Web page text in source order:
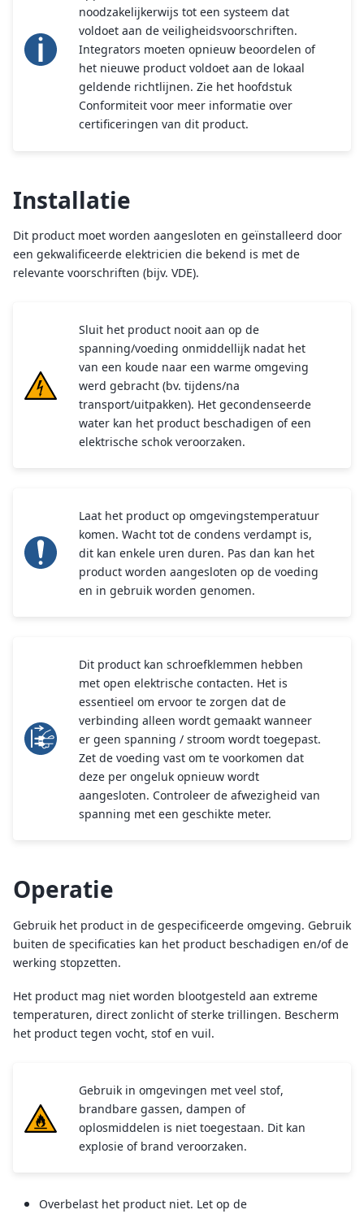
noodzakelijkerwijs tot een systeem dat
voldoet aan de veiligheidsvoorschriften.
Integrators moeten opnieuw beoordelen of
het nieuwe product voldoet aan de lokaal
geldende richtlijnen. Zie het hoofdstuk
Conformiteit voor meer informatie over
certificeringen van dit product.
Installatie
Dit product moet worden aangesloten en geïnstalleerd door
een gekwalificeerde elektricien die bekend is met de
relevante voorschriften (bijv. VDE).
Sluit het product nooit aan op de
spanning/voeding onmiddellijk nadat het
van een koude naar een warme omgeving
werd gebracht (bv. tijdens/na
transport/uitpakken). Het gecondenseerde
water kan het product beschadigen of een
elektrische schok veroorzaken.
Laat het product op omgevingstemperatuur
komen. Wacht tot de condens verdampt is,
dit kan enkele uren duren. Pas dan kan het
product worden aangesloten op de voeding
en in gebruik worden genomen.
Dit product kan schroefklemmen hebben
met open elektrische contacten. Het is
essentieel om ervoor te zorgen dat de
verbinding alleen wordt gemaakt wanneer
er geen spanning / stroom wordt toegepast.
Zet de voeding vast om te voorkomen dat
deze per ongeluk opnieuw wordt
aangesloten. Controleer de afwezigheid van
spanning met een geschikte meter.
Operatie
Gebruik het product in de gespecificeerde omgeving. Gebruik
buiten de specificaties kan het product beschadigen en/of de
werking stopzetten.
Het product mag niet worden blootgesteld aan extreme
temperaturen, direct zonlicht of sterke trillingen. Bescherm
het product tegen vocht, stof en vuil.
Gebruik in omgevingen met veel stof,
brandbare gassen, dampen of
oplosmiddelen is niet toegestaan. Dit kan
explosie of brand veroorzaken.
Overbelast het product niet. Let op de